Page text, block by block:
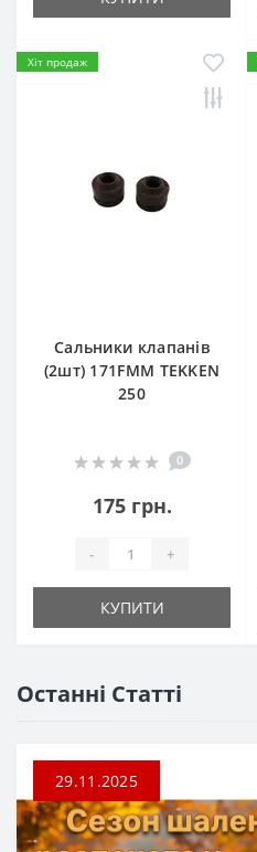
Хіт продаж
Сальники клапанів
(2шт) 171FMM TEKKEN
250
0
175 грн.
- +
КУПИТИ
Останні Статті
29.11.2025